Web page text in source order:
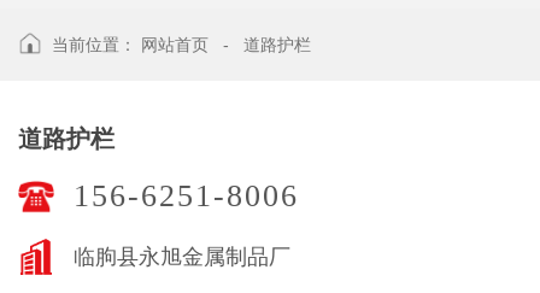
当前位置： 网站首页 - 道路护栏
道路护栏
156-6251-8006
临朐县永旭金属制品厂